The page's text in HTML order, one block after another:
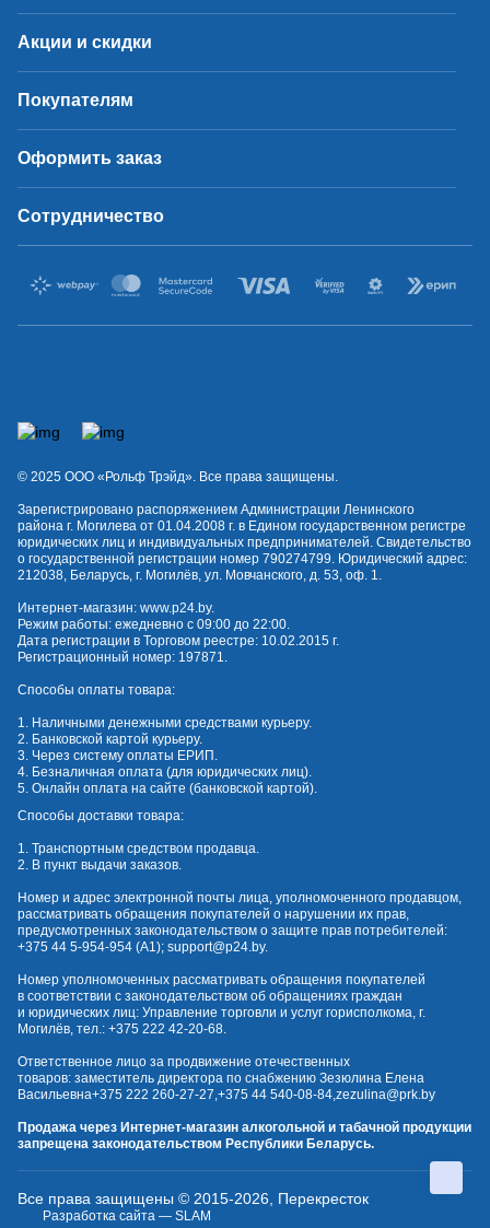
Акции и скидки
Покупателям
Оформить заказ
Сотрудничество
© 2025 OOO «Рольф Трэйд». Все права защищены.
Зарегистрировано распоряжением Администрации Ленинского
района г. Могилева от 01.04.2008 г. в Едином государственном регистре
юридических лиц и индивидуальных предпринимателей. Свидетельство
о государственной регистрации номер 790274799. Юридический адрес:
212038, Беларусь, г. Могилёв, ул. Мовчанского, д. 53, оф. 1.
Интернет-магазин: www.p24.by.
Режим работы: ежедневно с 09:00 до 22:00.
Дата регистрации в Торговом реестре: 10.02.2015 г.
Регистрационный номер: 197871.
Способы оплаты товара:
1. Наличными денежными средствами курьеру.
2. Банковской картой курьеру.
3. Через систему оплаты ЕРИП.
4. Безналичная оплата (для юридических лиц).
5. Онлайн оплата на сайте (банковской картой).
Способы доставки товара:
1. Транспортным средством продавца.
2. В пункт выдачи заказов.
Номер и адрес электронной почты лица, уполномоченного продавцом,
рассматривать обращения покупателей о нарушении их прав,
предусмотренных законодательством о защите прав потребителей:
+375 44 5-954-954 (А1); support@p24.by.
Номер уполномоченных рассматривать обращения покупателей
в соответствии с законодательством об обращениях граждан
и юридических лиц: Управление торговли и услуг горисполкома, г.
Могилёв, тел.: +375 222 42-20-68.
Ответственное лицо за продвижение отечественных
товаров: заместитель директора по снабжению Зезюлина Елена
Васильевна+375 222 260-27-27,+375 44 540-08-84,zezulina@prk.by
Продажа через Интернет-магазин алкогольной и табачной продукции
запрещена законодательством Республики Беларусь.
Все права защищены © 2015-2026, Перекресток
Разработка сайта — SLAM